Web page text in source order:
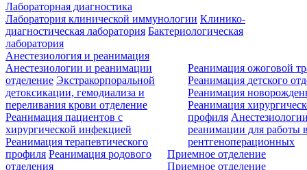
Лабораторная диагностика
Лаборатория клинической иммунологии Клинико-
диагностическая лаборатория Бактериологическая
лаборатория
Анестезиология и реанимация
Анестезиологии и реанимации
отделение Экстракорпоральной
детоксикации, гемодиализа и
переливания крови отделение
Реанимация пациентов с
хирургической инфекцией
Реанимация терапевтического
профиля Реанимация родового
отделения
Реанимация ожоговой
Реанимация детского
Реанимация
Реанимация
профиля
реанимации для работы
рентгеноперационных
Приемное отделение
Приемное отделение